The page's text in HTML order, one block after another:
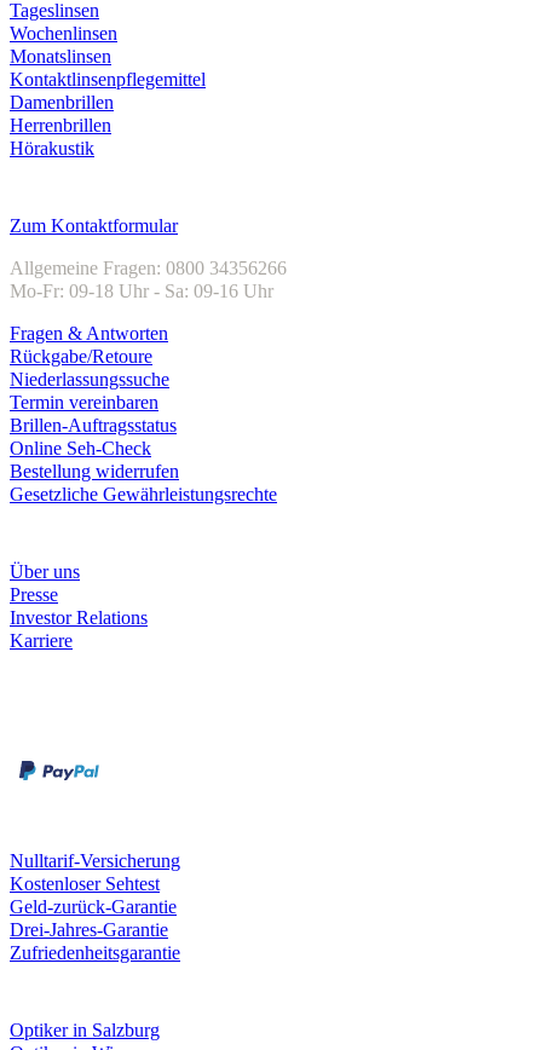
Tageslinsen
Wochenlinsen
Monatslinsen
Kontaktlinsenpflegemittel
Damenbrillen
Herrenbrillen
Hörakustik
Zum Kontaktformular
Allgemeine Fragen: 0800 34356266
Mo-Fr: 09-18 Uhr - Sa: 09-16 Uhr
Fragen & Antworten
Rückgabe/Retoure
Niederlassungssuche
Termin vereinbaren
Brillen-Auftragsstatus
Online Seh-Check
Bestellung widerrufen
Gesetzliche Gewährleistungsrechte
Über uns
Presse
Investor Relations
Karriere
Nulltarif-Versicherung
Kostenloser Sehtest
Geld-zurück-Garantie
Drei-Jahres-Garantie
Zufriedenheitsgarantie
Optiker in Salzburg